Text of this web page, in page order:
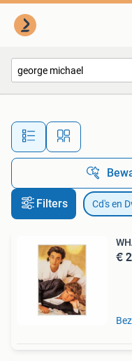
Filters Cd's en
€